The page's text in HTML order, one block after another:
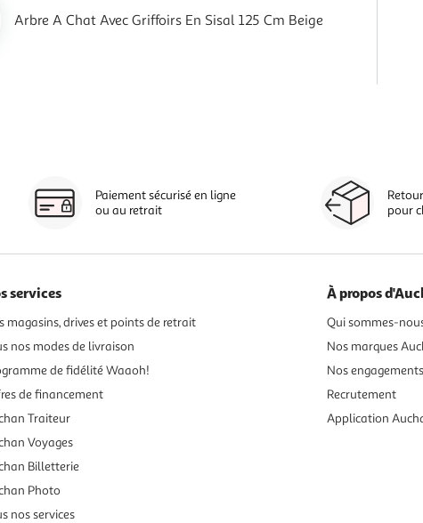
Arbre A Chat Avec Griffoirs En Sisal 125 Cm Beige
Paiement sécurisé en ligne
ou au retrait
pour
services
magasins, drives et points de retrait
nos modes de livraison
de fidélité Waaoh!
de financement
Traiteur
Voyages
Billetterie
Photo
nos services
À propos
Qui sommes-
Nos marques
Nos engagements
Recrutement
Application